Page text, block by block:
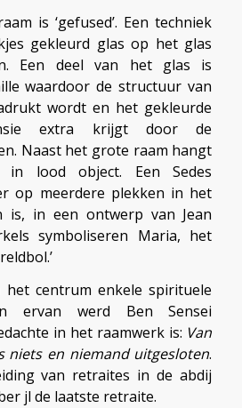
is ‘gefused’. Een techniek
gekleurd glas op het glas
Een deel van het glas is
waardoor de structuur van
wordt en het gekleurde
extra krijgt door de
Naast het grote raam hangt
lood object. Een Sedes
op meerdere plekken in het
is, in een ontwerp van Jean
symboliseren Maria, het
centrum enkele spirituele
ervan werd Ben Sensei
in het raamwerk is: Van
niets en niemand uitgesloten.
van retraites in de abdij
jl de laatste retraite.